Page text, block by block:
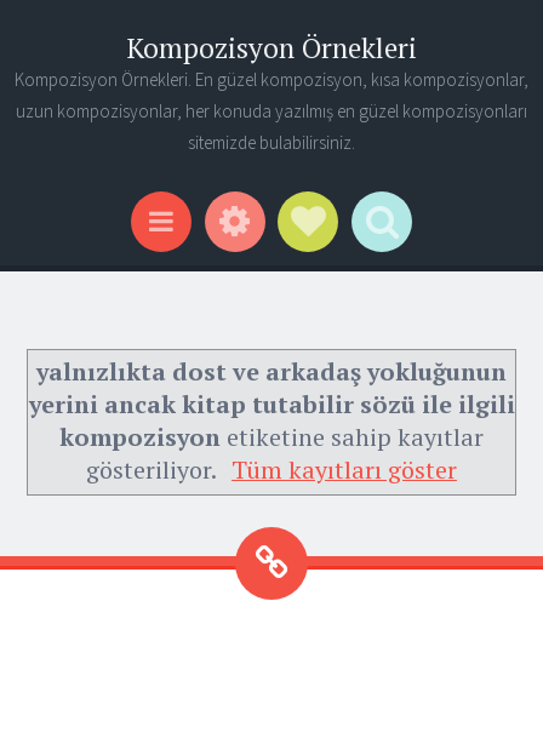
Kompozisyon Örnekleri
Kompozisyon Örnekleri. En güzel kompozisyon, kısa kompozisyonlar,
uzun kompozisyonlar, her konuda yazılmış en güzel kompozisyonları
sitemizde bulabilirsiniz.
Menu WidgetsSocial Links
Search
yalnızlıkta dost ve arkadaş yokluğunun
yerini ancak kitap tutabilir sözü ile ilgili
kompozisyon etiketine sahip kayıtlar
gösteriliyor. Tüm kayıtları göster